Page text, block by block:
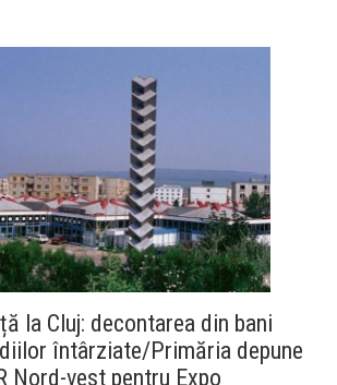
la Cluj: decontarea din bani
întârziate/Primăria depune
Nord-vest pentru Expo